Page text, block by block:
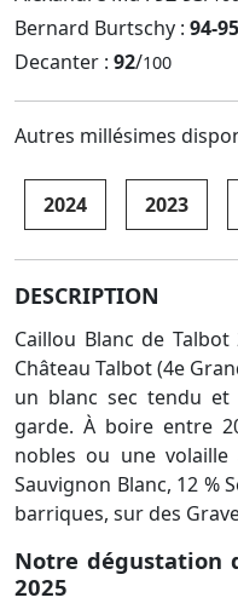
Bernard Burtschy : 94-95
Decanter : 92/100
Autres millésimes
2024 2023
DESCRIPTION
Caillou Blanc de
Château Talbot (4e
un blanc sec tendu
garde. À boire entre
nobles ou une volaille
Sauvignon Blanc, 12 %
barriques, sur des
Notre dégustation
2025